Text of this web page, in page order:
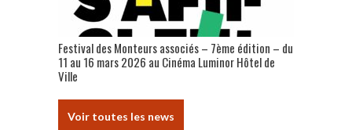
Festival des Monteurs associés – 7ème édition – du
11 au 16 mars 2026 au Cinéma Luminor Hôtel de
Ville
Voir toutes les news